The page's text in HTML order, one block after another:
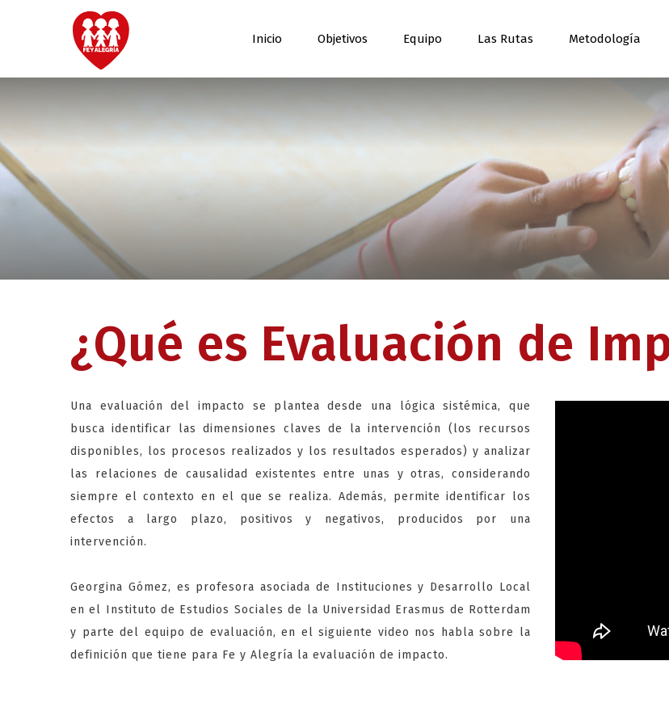
Inicio Objetivos Equipo Las Rutas Metodología
¿Qué es Evaluación de
Una evaluación del impacto se plantea desde una lógica sistémica, que
busca identificar las dimensiones claves de la intervención (los recursos
disponibles, los procesos realizados y los resultados esperados) y analizar
las relaciones de causalidad existentes entre unas y otras, considerando
siempre el contexto en el que se realiza. Además, permite identificar los
efectos a largo plazo, positivos y negativos, producidos por una
intervención.
Georgina Gómez, es profesora asociada de Instituciones y Desarrollo Local
en el Instituto de Estudios Sociales de la Universidad Erasmus de Rotterdam
y parte del equipo de evaluación, en el siguiente video nos habla sobre la
definición que tiene para Fe y Alegría la evaluación de impacto.